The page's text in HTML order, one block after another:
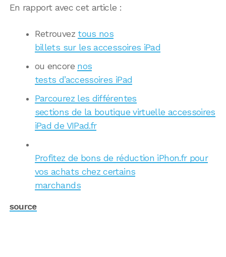
En rapport avec cet article :
Retrouvez tous nos
billets sur les accessoires iPad
ou encore nos
tests d’accessoires iPad
Parcourez les différentes
sections de la boutique virtuelle accessoires
iPad de VIPad.fr
Profitez de bons de réduction iPhon.fr pour
vos achats chez certains
marchands
source